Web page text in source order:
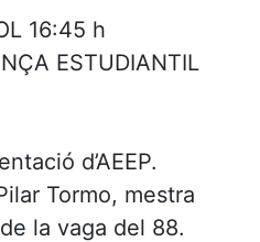
16:45 h
ESTUDIANTIL
d’AEEP.
Tormo, mestra
la vaga del 88.